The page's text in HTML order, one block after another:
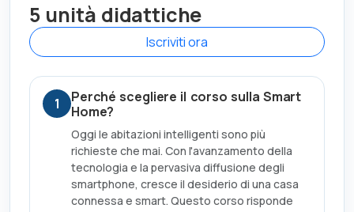
5 unità didattiche
Iscriviti ora
1
Perché scegliere il corso sulla Smart
Home?
Oggi le abitazioni intelligenti sono più
richieste che mai. Con l'avanzamento della
tecnologia e la pervasiva diffusione degli
smartphone, cresce il desiderio di una casa
connessa e smart. Questo corso risponde